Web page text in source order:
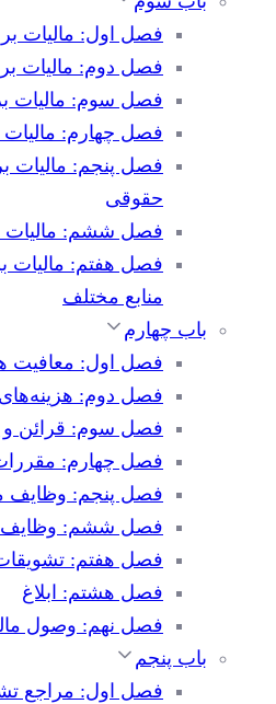
فصل اول: مالیات بر
فصل دوم: مالیات
فصل سوم: مالیات
فصل چهارم:
فصل پنجم: مالیات
حقوقی
فصل ششم: مالیات
فصل هفتم: مالیات
منابع مختلف
باب چهارم
فصل اول: معافیت
فصل دوم:
فصل سوم: قرائن و
فصل چهارم:
فصل پنجم: وظایف
فصل ششم: وظایف
فصل هفتم: تشویقات
فصل هشتم: ابلاغ
فصل نهم: وصول
باب پنجم
فصل اول: مراجع